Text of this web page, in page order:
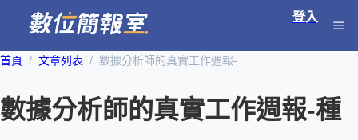
登入
首頁 文章列表
數據分析師的真實工作週報-種